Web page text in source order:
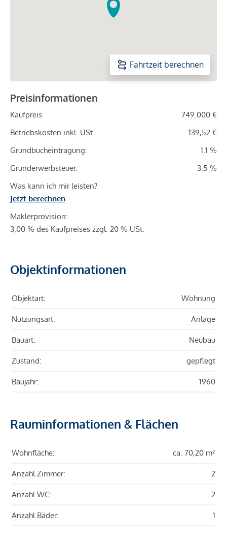
Fahrtzeit berechnen
Preisinformationen
Kaufpreis
749.000 €
Betriebskosten inkl. USt.
139,52 €
Grundbucheintragung:
1.1 %
Grunderwerbsteuer:
3.5 %
Was kann ich mir leisten?
Jetzt berechnen
Maklerprovision:
3,00 % des Kaufpreises zzgl. 20 % USt.
Objektinformationen
Objektart: Wohnung
Nutzungsart: Anlage
Bauart: Neubau
Zustand: gepflegt
Baujahr: 1960
Rauminformationen & Flächen
Wohnfläche: ca. 70,20 m²
Anzahl Zimmer: 2
Anzahl WC: 2
Anzahl Bäder: 1